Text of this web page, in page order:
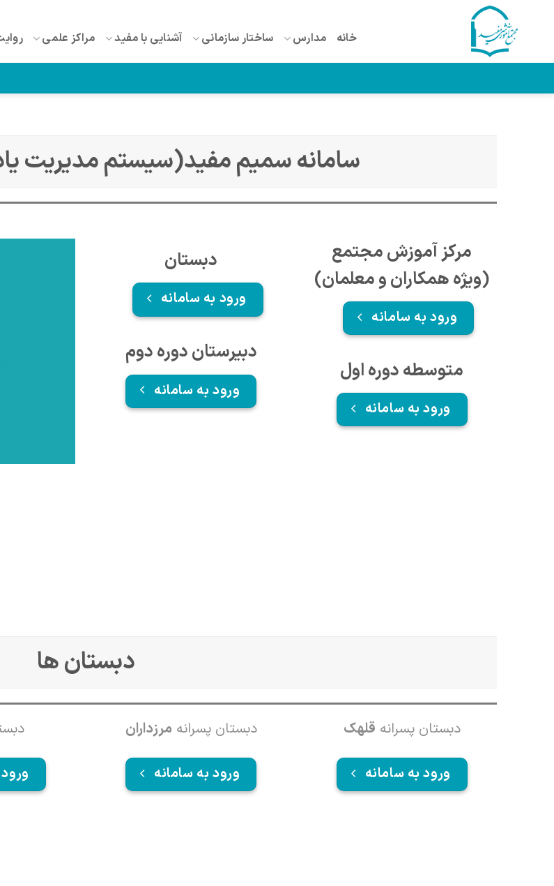
content
خانه مدارس ساختار سازمانی آشنایی با مفید مراکز علمی
سامانه سمیم مفید(سیستم مدیریت
مرکز آموزش مجتمع
(ویژه همکاران و معلمان)
ورود به سامانه
متوسطه دوره اول
ورود به سامانه
دبستان
ورود به سامانه
دبیرستان دوره دوم
ورود به سامانه
دبستان ها
دبستان پسرانه قلهک
ورود به سامانه
دبستان پسرانه مرزداران
ورود به سامانه